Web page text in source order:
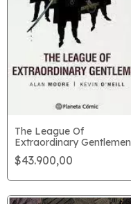
The League Of
Extraordinary Gentlemen
$43.900,00